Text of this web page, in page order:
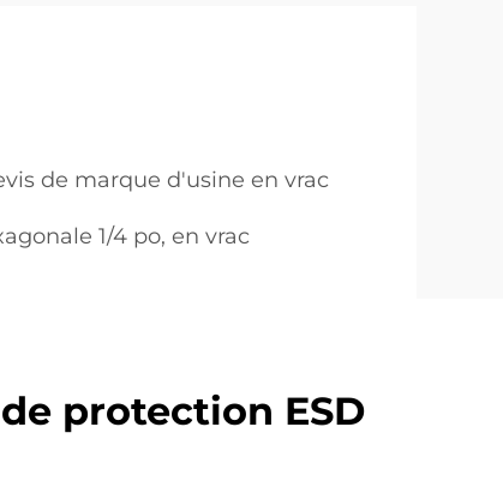
de marque d'usine en vrac
1/4 po, en vrac
protection ESD